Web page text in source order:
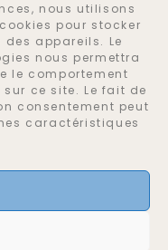
nous utilisons
pour stocker
appareils. Le
nous permettra
le comportement
ce site. Le fait de
consentement peut
caractéristiques
Lyon